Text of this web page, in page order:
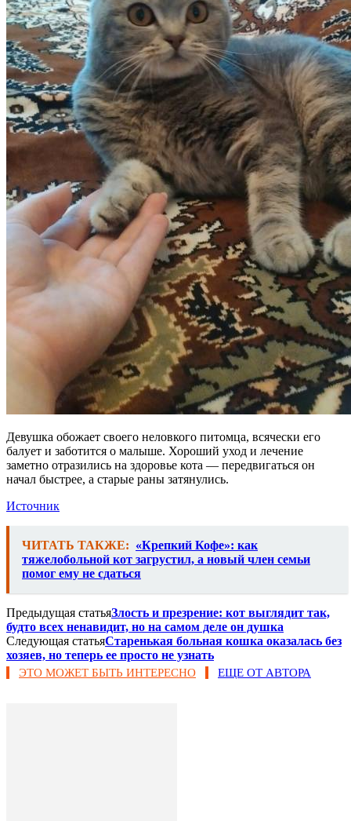
Девушка обожает своего неловкого питомца, всячески его
балует и заботится о малыше. Хороший уход и лечение
заметно отразились на здоровье кота — передвигаться он
начал быстрее, а старые раны затянулись.
Источник
ЧИТАТЬ ТАКЖЕ: «Крепкий Кофе»: как
тяжелобольной кот загрустил, а новый член семьи
помог ему не сдаться
Предыдущая статьяЗлость и презрение: кот выглядит так,
будто всех ненавидит, но на самом деле он душка
Следующая статьяСтаренькая больная кошка оказалась без
хозяев, но теперь ее просто не узнать
ЭТО МОЖЕТ БЫТЬ ИНТЕРЕСНО ЕЩЕ ОТ АВТОРА